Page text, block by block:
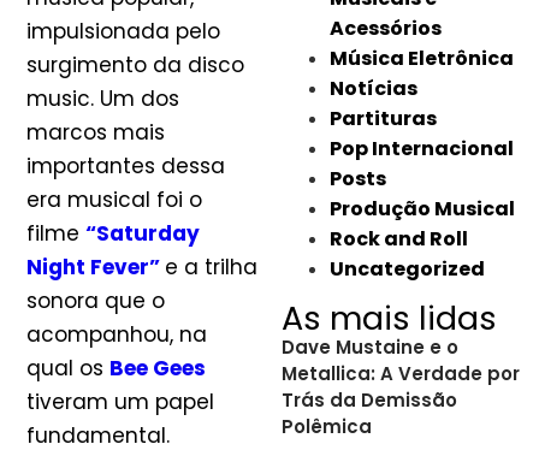
impulsionada pelo
surgimento da disco
music. Um dos
marcos mais
importantes dessa
era musical foi o
filme “Saturday
Night Fever” e a trilha
sonora que o
acompanhou, na
qual os Bee Gees
tiveram um papel
fundamental.
Acessórios
Música Eletrônica
Notícias
Partituras
Pop Internacional
Posts
Produção Musical
Rock and Roll
Uncategorized
As mais lidas
Dave Mustaine e o
Metallica: A Verdade por
Trás da Demissão
Polêmica